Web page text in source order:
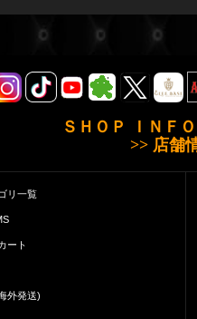
ＳＨＯＰ ＩＮＦ
>> 店舗
リ一覧
ート
外発送)